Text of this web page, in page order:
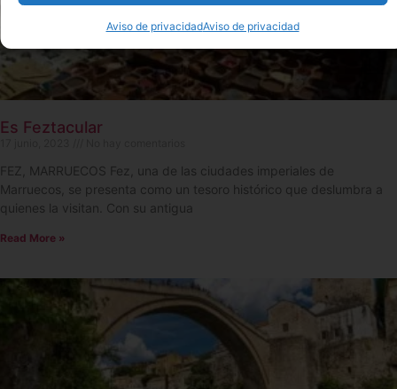
Aviso de privacidadAviso de privacidad
Es Feztacular
FEZ, MARRUECOS Fez, una de las ciudades imperiales de
Marruecos, se presenta como un tesoro histórico que deslumbra a
quienes la visitan. Con su antigua
Read More »